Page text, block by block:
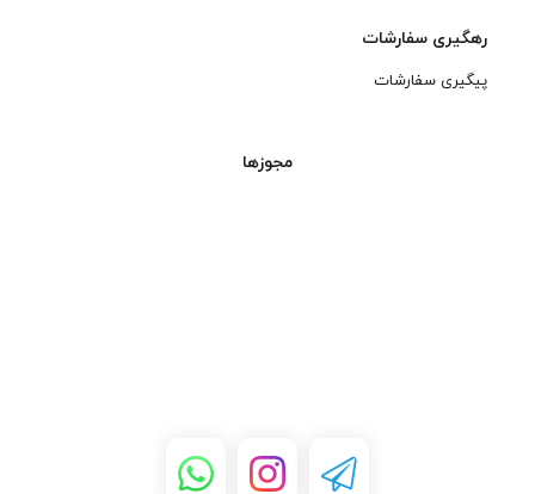
رهگیری سفارشات
پیگیری سفارشات
مجوزها